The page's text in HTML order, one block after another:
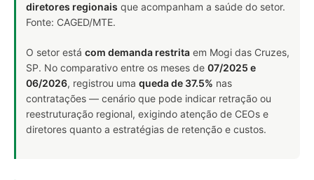
diretores regionais que acompanham a saúde do setor.
Fonte: CAGED/MTE.
O setor está com demanda restrita em Mogi das Cruzes,
SP. No comparativo entre os meses de 07/2025 e
06/2026, registrou uma queda de 37.5% nas
contratações — cenário que pode indicar retração ou
reestruturação regional, exigindo atenção de CEOs e
diretores quanto a estratégias de retenção e custos.